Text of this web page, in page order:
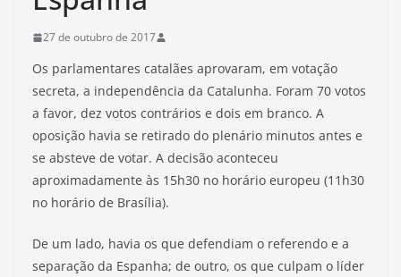
27 de outubro de 2017
Os parlamentares catalães aprovaram, em votação
secreta, a independência da Catalunha. Foram 70 votos
a favor, dez votos contrários e dois em branco. A
oposição havia se retirado do plenário minutos antes e
se absteve de votar. A decisão aconteceu
aproximadamente às 15h30 no horário europeu (11h30
no horário de Brasília).
De um lado, havia os que defendiam o referendo e a
separação da Espanha; de outro, os que culpam o líder